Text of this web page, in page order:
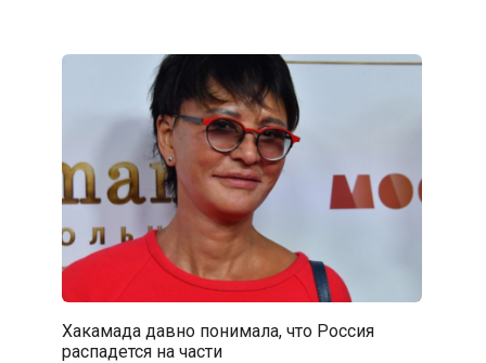
Хакамада давно понимала, что Россия
распадется на части